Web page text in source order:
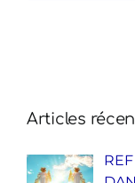
Articles